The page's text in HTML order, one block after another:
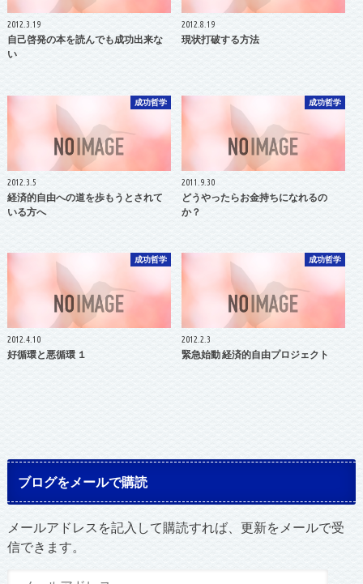
2012.3.19
自己啓発の本を読んでも成功出来な
い
2012.8.19
現状打破する方法
成功哲学
2012.3.5
経済的自由への道を歩もうとされて
いる方へ
成功哲学
2011.9.30
どうやったらお金持ちになれるの
か？
成功哲学
2012.4.10
好循環と悪循環 １
成功哲学
2012.2.3
緊急始動 経済的自由プロジェクト
ブログをメールで購読
メールアドレスを記入して購読すれば、更新をメールで受
信できます。